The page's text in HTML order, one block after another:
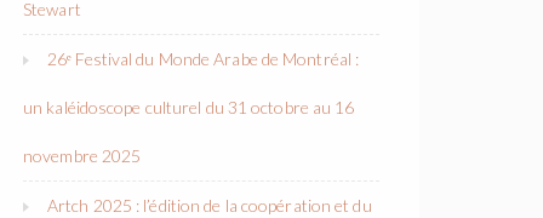
Stewart
26ᵉ Festival du Monde Arabe de Montréal :
un kaléidoscope culturel du 31 octobre au 16
novembre 2025
Artch 2025 : l’édition de la coopération et du